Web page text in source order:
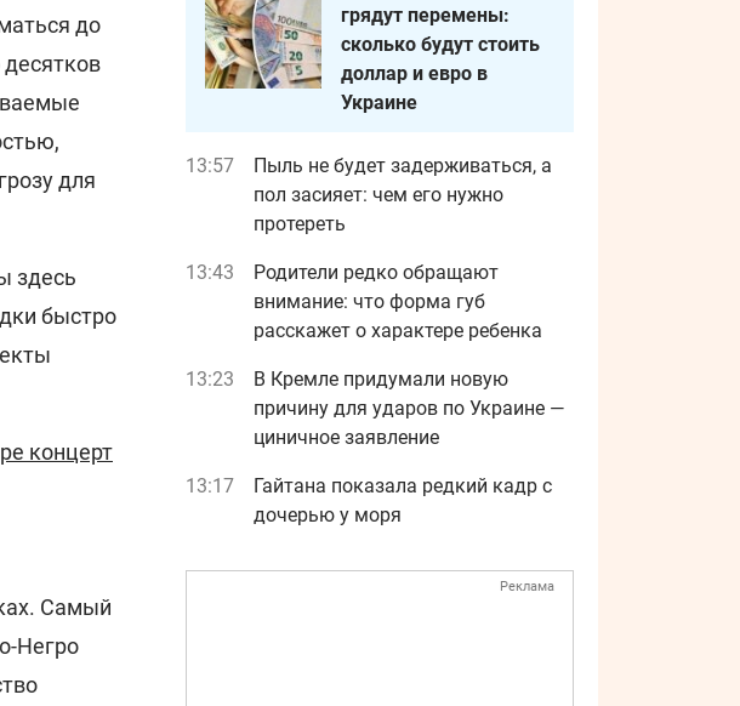
до
для
здесь
быстро
концерт
Самый
Негро
грядут перемены:
сколько будут стоить
доллар и евро в
Украине
13:57
Пыль не будет задерживаться, а
пол засияет: чем его нужно
протереть
13:43
Родители редко обращают
внимание: что форма губ
расскажет о характере ребенка
13:23
В Кремле придумали новую
причину для ударов по Украине —
циничное заявление
13:17
Гайтана показала редкий кадр с
дочерью у моря
Реклама